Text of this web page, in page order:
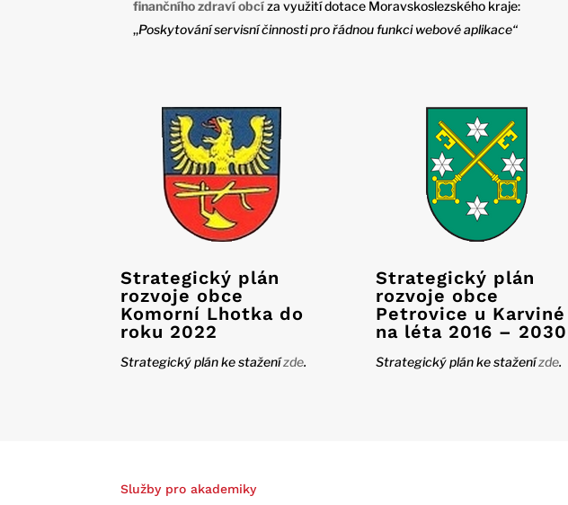
finančního zdraví obcíza využití dotace Moravskoslezského kraje:
,,Poskytování servisní činnosti pro řádnou funkci webové aplikace“
Strategický plán
rozvoje obce
Komorní Lhotka do
roku 2022
Strategický plán ke staženízde.
Strategický plán
rozvoje obce
Petrovice u Karviné
na léta 2016 – 2030
Strategický plán ke staženízde.
Služby pro akademiky